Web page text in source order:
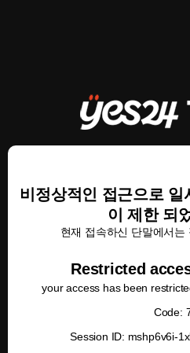
비정상적인 접근으로
이 제한 되
현재 접속하신 단말에서는
Restricted
your access has been
Code:
Session ID: mshp6v6i-